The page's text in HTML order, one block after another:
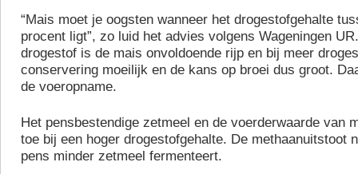
“Mais moet je oogsten wanneer het drogestofgehalte
procent ligt”, zo luid het advies volgens Wageningen
drogestof is de mais onvoldoende rijp en bij meer
conservering moeilijk en de kans op broei dus groot.
de voeropname.
Het pensbestendige zetmeel en de voerderwaarde van
toe bij een hoger drogestofgehalte. De methaanuitstoot
pens minder zetmeel fermenteert.